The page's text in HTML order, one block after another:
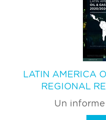
LATIN AMERICA
REGIONAL
Un informe